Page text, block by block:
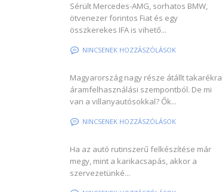
Sérült Mercedes-AMG, sorhatos BMW,
ötvenezer forintos Fiat és egy
összkerekes IFA is vihető...
NINCSENEK HOZZÁSZÓLÁSOK
Magyarország nagy része átállt takarékra
áramfelhasználási szempontból. De mi
van a villanyautósokkal? Ők...
NINCSENEK HOZZÁSZÓLÁSOK
Ha az autó rutinszerű felkészítése már
megy, mint a karikacsapás, akkor a
szervezetünké...